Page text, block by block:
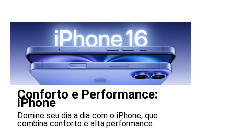
Conforto e Performance:
iPhone
Domine seu dia a dia com o iPhone, que
combina conforto e alta performance.